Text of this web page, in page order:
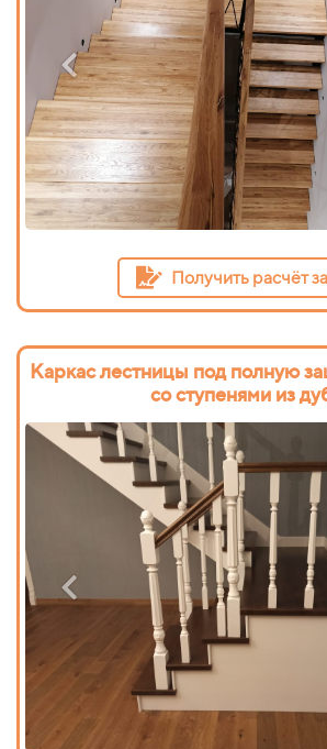
Получить расчёт
Каркас лестницы под полную
со ступенями из